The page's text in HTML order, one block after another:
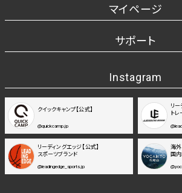
マイページ
サポート
Instagram
クイックキャンプ【公式】
@quickcamp.jp
リー
ト
リーディングエッジ【公式】
スポーツブランド
@leadingedge_sports.jp
海外
国内